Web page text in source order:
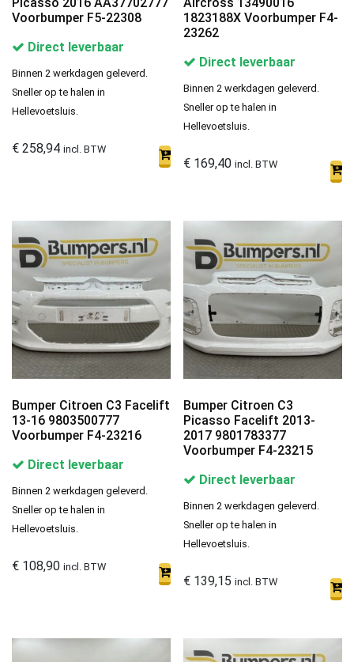
Voorbumper F5-22308
Direct leverbaar
Binnen 2 werkdagen geleverd.
Sneller op te halen in
Hellevoetsluis.
€ 258,94 incl. BTW
1823188X Voorbumper F4-
23262
Direct leverbaar
Binnen 2 werkdagen geleverd.
Sneller op te halen in
Hellevoetsluis.
€ 169,40 incl. BTW
Bumper Citroen C3 Facelift
13-16 9803500777
Voorbumper F4-23216
Direct leverbaar
Binnen 2 werkdagen geleverd.
Sneller op te halen in
Hellevoetsluis.
€ 108,90 incl. BTW
Bumper Citroen C3
Picasso Facelift 2013-
2017 9801783377
Voorbumper F4-23215
Direct leverbaar
Binnen 2 werkdagen geleverd.
Sneller op te halen in
Hellevoetsluis.
€ 139,15 incl. BTW